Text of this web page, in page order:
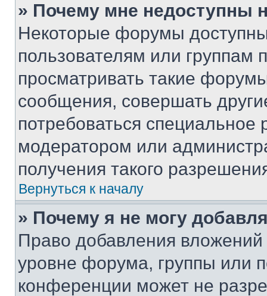
» Почему мне недоступны
Некоторые форумы
пользователям или группам
просматривать такие
сообщения, совершать
потребоваться
модератором или
получения такого
Вернуться к началу
» Почему я не могу
Право добавления
уровне форума, группы или
конференции может не